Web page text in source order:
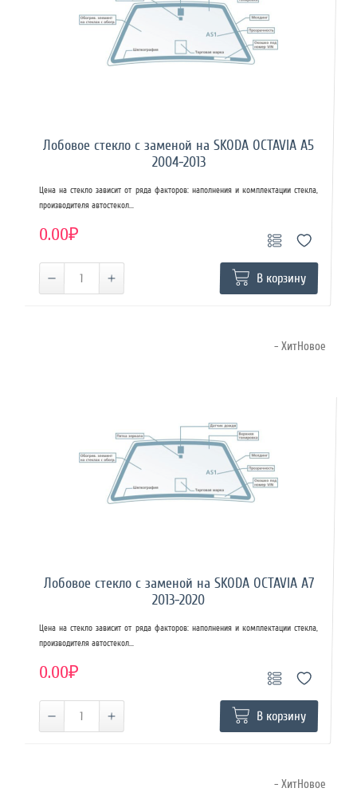
Лобовое стекло с заменой на SKODA OCTAVIA A5
2004-2013
Цена на стекло зависит от ряда факторов: наполнения и комплектации стекла,
производителя автостекол...
0.00₽
В корзину
- ХитНовое
Лобовое стекло с заменой на SKODA OCTAVIA A7
2013-2020
Цена на стекло зависит от ряда факторов: наполнения и комплектации стекла,
производителя автостекол...
0.00₽
В корзину
- ХитНовое